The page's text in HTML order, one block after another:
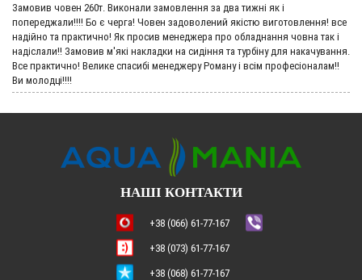
Замовив човен 260т. Виконали замовлення за два тижні як і
попереджали!!!! Бо є черга! Човен задоволений якістю виготовлення! все
надійно та практично! Як просив менеджера про обладнання човна так і
надіслали!! Замовив м'які накладки на сидіння та турбіну для накачування.
Все практично! Велике спасибі менеджеру Роману і всім професіоналам!!
Ви молодці!!!!
НАШІ КОНТАКТИ
+38 (066) 61-77-167
+38 (073) 61-77-167
+38 (068) 61-77-167